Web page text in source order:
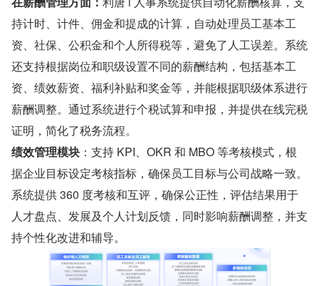
持计时、计件、佣金和提成的计算，自动处理员工基本工
资、社保、公积金和个人所得税等，避免了人工误差。系统
还支持根据岗位和职级设置不同的薪酬结构，包括基本工
资、绩效薪资、福利补贴和奖金等，并能根据职级体系进行
薪酬调整。通过系统进行个税试算和申报，并提供在线完税
证明，简化了税务流程。
绩效管理模块 ：支持 KPI、OKR 和 MBO 等考核模式，根
据企业目标设定考核指标，确保员工目标与公司战略一致。
系统提供 360 度考核和互评，确保公正性，评估结果用于
人才盘点、发展及个人计划反馈，同时影响薪酬调整，并支
持个性化改进和辅导。